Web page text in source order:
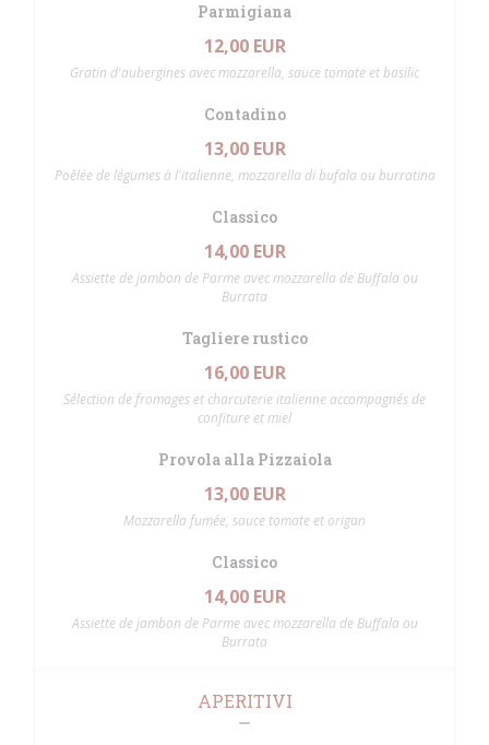
Parmigiana
12,00 EUR
Gratin d'aubergines avec mozzarella, sauce tomate et basilic
Contadino
13,00 EUR
Poêlée de légumes à l'italienne, mozzarella di bufala ou burratina
Classico
14,00 EUR
Assiette de jambon de Parme avec mozzarella de Buffala ou
Burrata
Tagliere rustico
16,00 EUR
Sélection de fromages et charcuterie italienne accompagnés de
confiture et miel
Provola alla Pizzaiola
13,00 EUR
Mozzarella fumée, sauce tomate et origan
Classico
14,00 EUR
Assiette de jambon de Parme avec mozzarella de Buffala ou
Burrata
APERITIVI